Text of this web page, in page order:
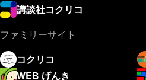
講談社コクリコ
ファミリーサイト
コクリコ
WEB げんき